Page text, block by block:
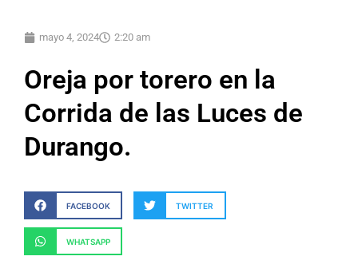
mayo 4, 2024 2:20 am
Oreja por torero en la
Corrida de las Luces de
Durango.
FACEBOOK TWITTER
WHATSAPP